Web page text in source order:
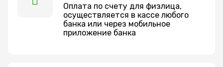
Оплата по счету для физлица,
осуществляется в кассе любого
банка или через мобильное
приложение банка